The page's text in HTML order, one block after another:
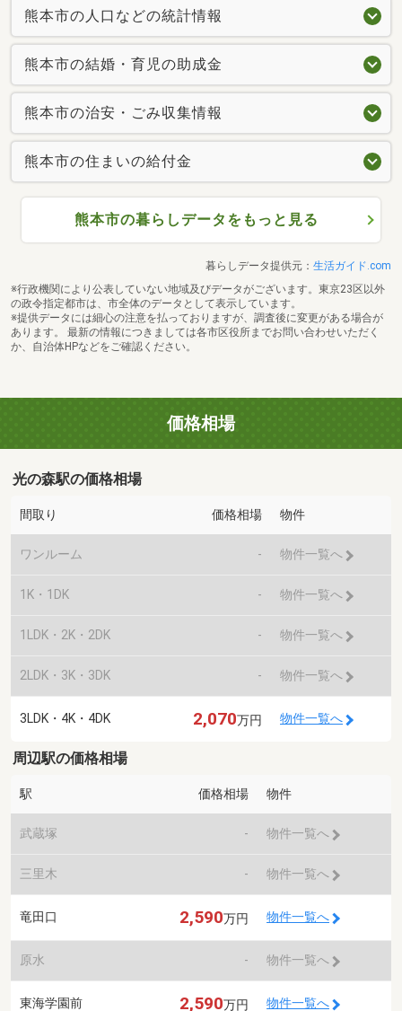
熊本市の人口などの統計情報
熊本市の結婚・育児の助成金
熊本市の治安・ごみ収集情報
熊本市の住まいの給付金
熊本市の暮らしデータをもっと見る
暮らしデータ提供元： 生活ガイド.com
※行政機関により公表していない地域及びデータがございます。東京23区以外
の政令指定都市は、市全体のデータとして表示しています。
※提供データには細心の注意を払っておりますが、調査後に変更がある場合が
あります。 最新の情報につきましては各市区役所までお問い合わせいただく
か、自治体HPなどをご確認ください。
価格相場
光の森駅の価格相場
間取り 価格相場 物件
ワンルーム - 物件一覧へ
1K・1DK - 物件一覧へ
1LDK・2K・2DK - 物件一覧へ
2LDK・3K・3DK - 物件一覧へ
3LDK・4K・4DK 2,070万円 物件一覧へ
周辺駅の価格相場
駅 価格相場 物件
武蔵塚 - 物件一覧へ
三里木 - 物件一覧へ
竜田口 2,590万円 物件一覧へ
原水 - 物件一覧へ
東海学園前 2,590万円 物件一覧へ